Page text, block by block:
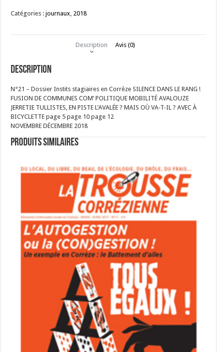
Numéro
Catégories :journaux, 2018
Description Avis (0)
Description
N°21 – Dossier Instits stagiaires en Corrèze SILENCE DANS LE RANG !
FUSION DE COMMUNES COM’ POLITIQUE MOBILITÉ AVALOUZE
JERRETIE TULLISTES, EN PISTE L’AVALÉE ? MAIS OÙ VA-T-IL ? AVEC À
BICYCLETTE page 5 page 10 page 12
NOVEMBRE DÉCEMBRE 2018
Produits similaires